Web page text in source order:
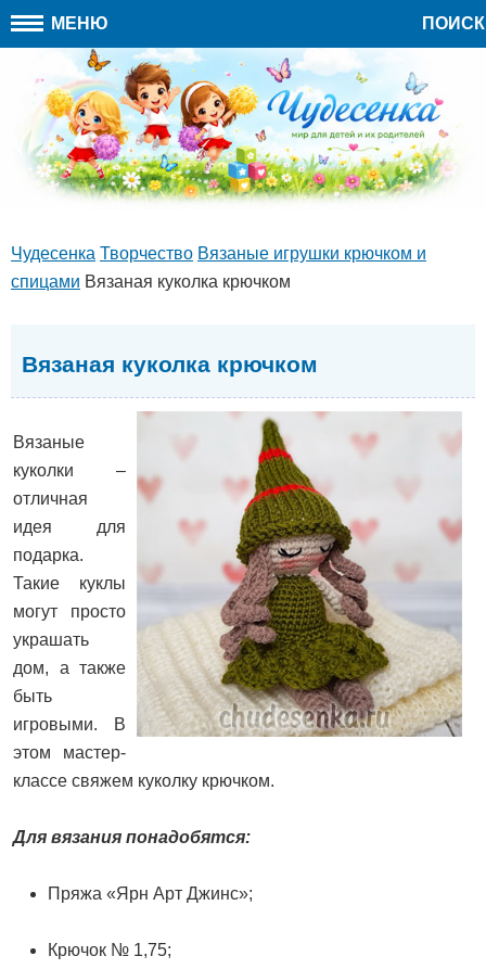
МЕНЮ ПОИСК
Чудесенка Творчество Вязаные игрушки крючком и
спицами Вязаная куколка крючком
Вязаная куколка крючком
Вязаные
куколки –
отличная
идея для
подарка.
Такие куклы
могут просто
украшать
дом, а также
быть
игровыми. В
этом мастер-
классе свяжем куколку крючком.
Для вязания понадобятся:
Пряжа «Ярн Арт Джинс»;
Крючок № 1,75;